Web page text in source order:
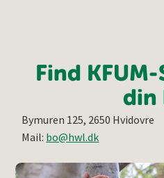
Find
din
Bymuren 125, 2650 Hvidovre
Mail: bo@hwl.dk